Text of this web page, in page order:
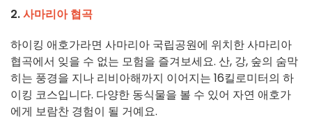
2.사마리아 협곡
하이킹 애호가라면 사마리아 국립공원에 위치한 사마리아
협곡에서 잊을 수 없는 모험을 즐겨보세요. 산, 강, 숲의 숨막
히는 풍경을 지나 리비아해까지 이어지는 16킬로미터의 하
이킹 코스입니다. 다양한 동식물을 볼 수 있어 자연 애호가
에게 보람찬 경험이 될 거예요.